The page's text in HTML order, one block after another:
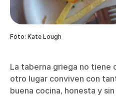
Foto: Kate Lough
La taberna griega no tiene
otro lugar conviven con
buena cocina, honesta y